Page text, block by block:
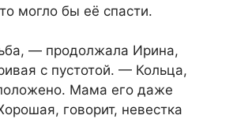
могло бы её спасти.
— продолжала Ирина,
с пустотой. — Кольца,
Мама его даже
говорит, невестка